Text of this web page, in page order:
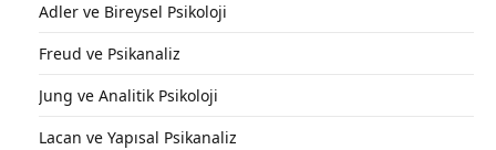
Adler ve Bireysel Psikoloji
Freud ve Psikanaliz
Jung ve Analitik Psikoloji
Lacan ve Yapısal Psikanaliz